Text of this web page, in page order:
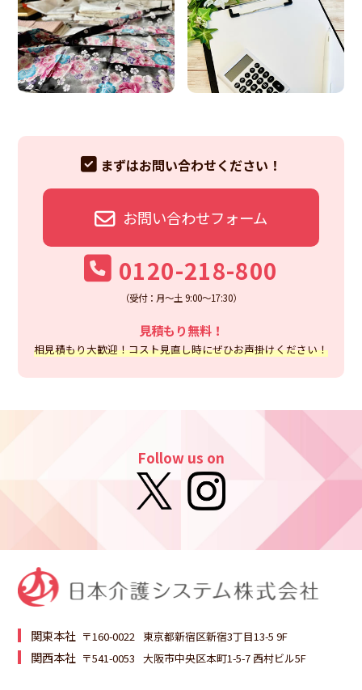
まずはお問い合わせください！
お問い合わせフォーム
0120-218-800
（受付：月～土 9:00～17:30）
見積もり無料！
相見積もり大歓迎！コスト見直し時にぜひお声掛けください！
Follow us on
関東本社 〒160-0022 東京都新宿区新宿3丁目13-5 9F
関西本社 〒541-0053 大阪市中央区本町1-5-7 西村ビル5F